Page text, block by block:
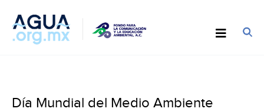
Día Mundial del Medio Ambiente